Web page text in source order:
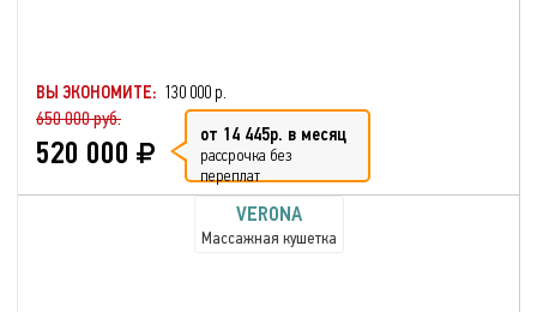
ВЫ ЭКОНОМИТЕ: 130 000 р.
650 000 руб.
520 000 от 14 445р. в месяц
рассрочка без
переплат
VERONA
Массажная кушетка